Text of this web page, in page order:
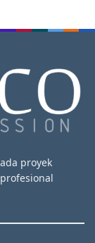
proyek